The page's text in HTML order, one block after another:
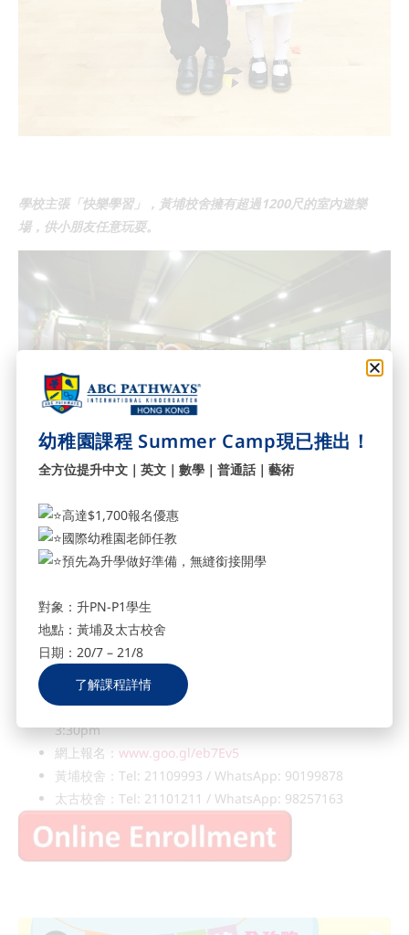
學校主張「快樂學習」，黃埔校舍擁有超過1200尺的室內遊樂
場，供小朋友任意玩耍。
ABC 將於4月舉行入學講座，透過校監親身分享教育理念、講解
能仔細考慮及揀選「適合」子女的幼稚園。
ABC Pathways International Kindergarten入學講座
日期：4 月 28 日 (六)
時間及地點：(太古) 10:30am-12:00pm / (黃埔) 2:00pm-
3:30pm
網上報名： www.goo.gl/eb7Ev5
黃埔校舍：Tel: 21109993 / WhatsApp: 90199878
太古校舍：Tel: 21101211 / WhatsApp: 98257163
幼稚園課程 Summer Camp現已推出！
全方位提升中文｜英文｜數學｜普通話｜藝術
高達$1,700報名優惠
國際幼稚園老師任教
預先為升學做好準備，無縫銜接開學
對象：升PN-P1學生
地點：黃埔及太古校舍
日期：20/7 – 21/8
了解課程詳情